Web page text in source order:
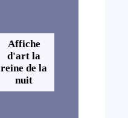
Affiche
d'art la
reine de la
nuit